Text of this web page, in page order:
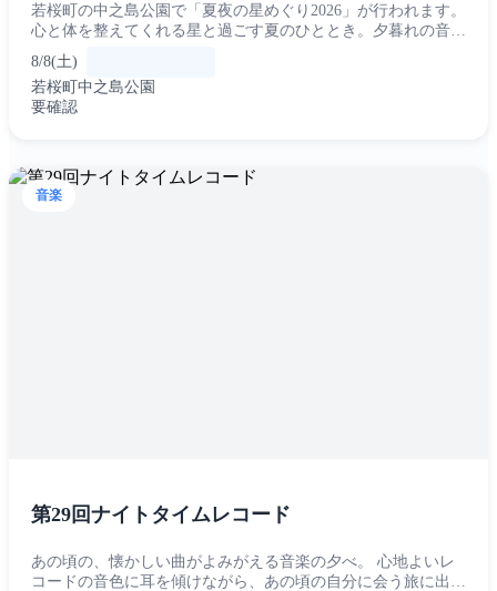
若桜町の中之島公園で「夏夜の星めぐり2026」が行われます。
心と体を整えてくれる星と過ごす夏のひととき。夕暮れの音楽
ステージ、子どもたちの元気なパフォーマンス、大道芸、学生
演劇、そして夜空をゆっく...
8/8(土)
若桜町中之島公園
要確認
音楽
第29回ナイトタイムレコード
あの頃の、懐かしい曲がよみがえる音楽の夕べ。 心地よいレ
コードの音色に耳を傾けながら、あの頃の自分に会う旅に出か